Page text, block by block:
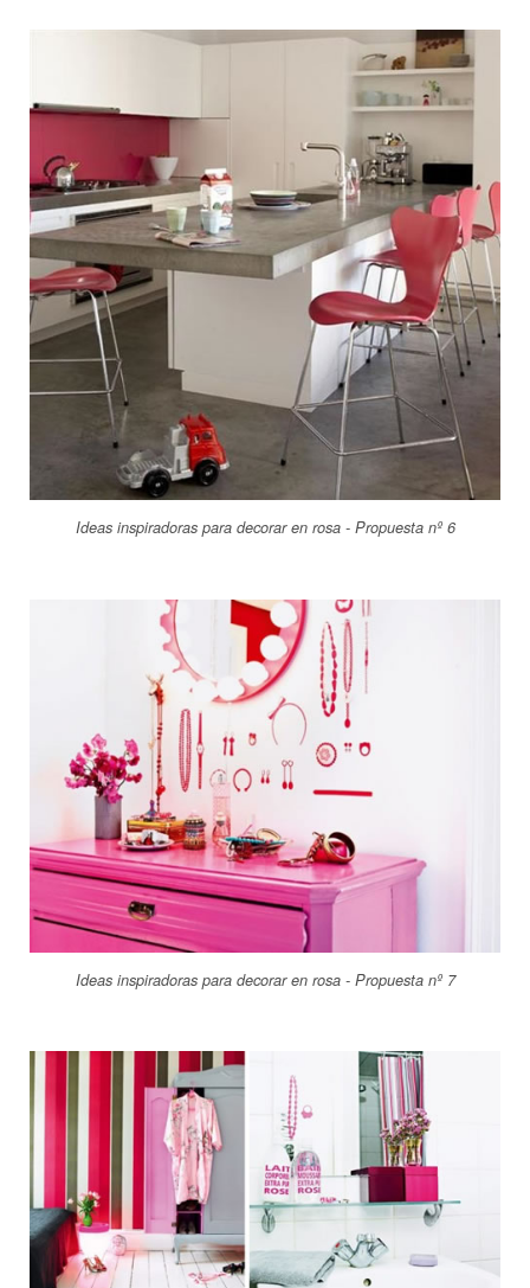
Ideas inspiradoras para decorar en rosa - Propuesta nº 6
Ideas inspiradoras para decorar en rosa - Propuesta nº 7